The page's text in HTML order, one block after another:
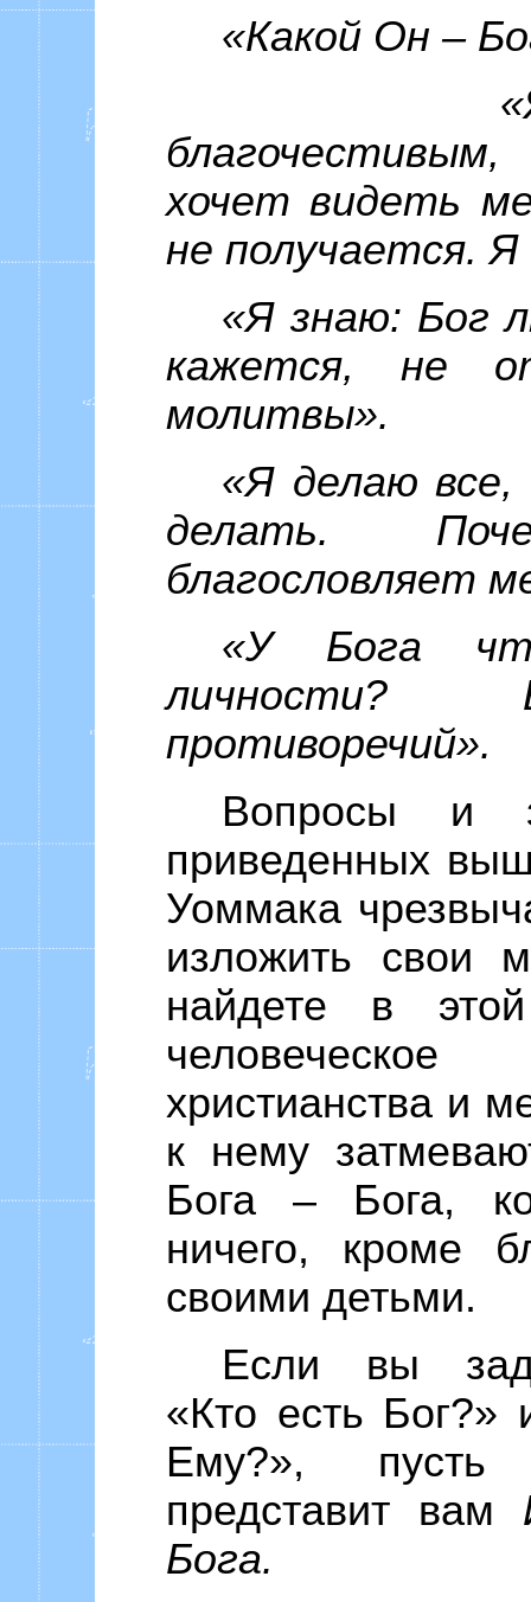
«Какой Он –
хочет видеть
не получается. Я
«Я знаю: Бог
кажется, не
молитвы».
«Я делаю
делать.
благословляет
«У Бога
личности?
противоречий».
Вопросы и
приведенных
Уоммака
изложить свои
найдете в
христианства и
к нему
Бога – Бога,
ничего, кроме
своими детьми.
Если вы
«Кто есть
Ему?»,
представит вам
Бога.